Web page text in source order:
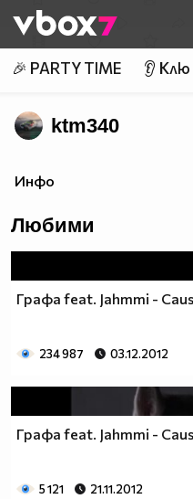
👾
🎉 PARTY TIME 👂
ktm340
Инфо
Любими
Графа feat. Jahmmi -
234 987 03.12.2012
Графа feat. Jahmmi -
5 121 21.11.2012